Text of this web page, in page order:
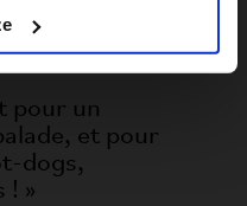
pour un
et pour
dogs,
! »